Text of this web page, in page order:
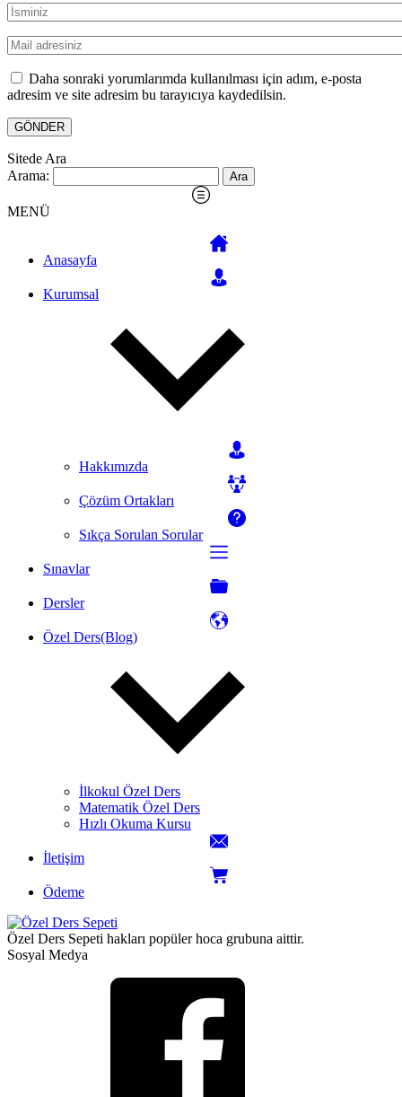
Daha sonraki yorumlarımda kullanılması için adım, e-posta
adresim ve site adresim bu tarayıcıya kaydedilsin.
Sitede Ara
Arama:
MENÜ
Anasayfa
Kurumsal
Hakkımızda
Çözüm Ortakları
Sıkça Sorulan Sorular
Sınavlar
Dersler
Özel Ders(Blog)
İlkokul Özel Ders
Matematik Özel Ders
Hızlı Okuma Kursu
İletişim
Ödeme
Özel Ders Sepeti hakları popüler hoca grubuna aittir.
Sosyal Medya